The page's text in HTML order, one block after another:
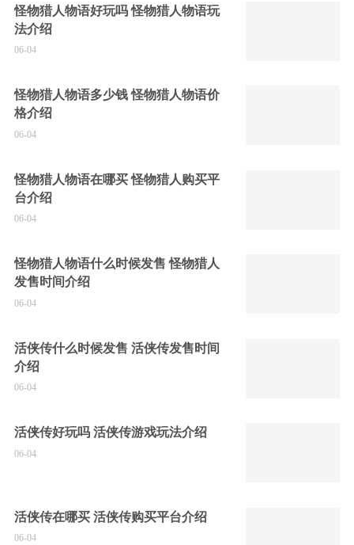
怪物猎人物语好玩吗 怪物猎人物语玩
法介绍
06-04
怪物猎人物语多少钱 怪物猎人物语价
格介绍
06-04
怪物猎人物语在哪买 怪物猎人购买平
台介绍
06-04
怪物猎人物语什么时候发售 怪物猎人
发售时间介绍
06-04
活侠传什么时候发售 活侠传发售时间
介绍
06-04
活侠传好玩吗 活侠传游戏玩法介绍
06-04
活侠传在哪买 活侠传购买平台介绍
06-04